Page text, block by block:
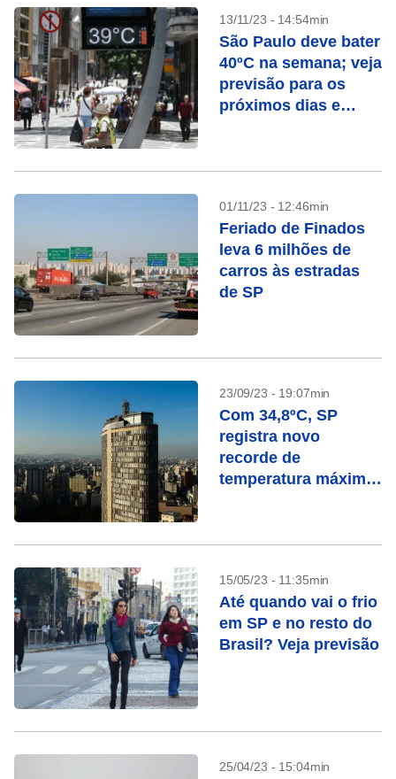
13/11/23 - 14:54min
São Paulo deve bater
40ºC na semana; veja
previsão para os
próximos dias e
01/11/23 - 12:46min
Feriado de Finados
leva 6 milhões de
carros às estradas
de SP
23/09/23 - 19:07min
Com 34,8ºC, SP
registra novo
recorde de
temperatura máxima
15/05/23 - 11:35min
Até quando vai o frio
em SP e no resto do
Brasil? Veja previsão
25/04/23 - 15:04min